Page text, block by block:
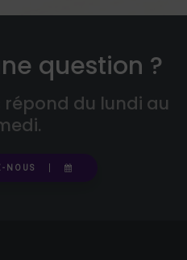
question ?
du lundi au
NOUS